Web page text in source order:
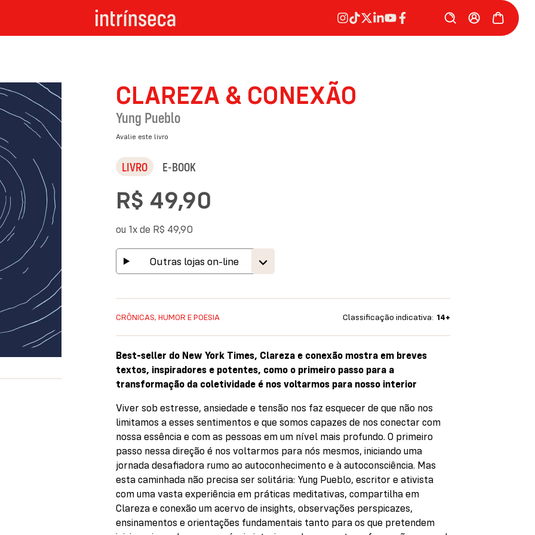
CLAREZA & CONEXÃO
Yung Pueblo
Avalie este livro
LIVRO E-BOOK
R$ 49,90
ou 1x de R$ 49,90
Outras lojas on-line
CRÔNICAS, HUMOR E POESIA Classificação indicativa: 14+
Best-seller do New York Times, Clareza e conexão mostra em breves
textos, inspiradores e potentes, como o primeiro passo para a
transformação da coletividade é nos voltarmos para nosso interior
Viver sob estresse, ansiedade e tensão nos faz esquecer de que não nos
limitamos a esses sentimentos e que somos capazes de nos conectar com
nossa essência e com as pessoas em um nível mais profundo. O primeiro
passo nessa direção é nos voltarmos para nós mesmos, iniciando uma
jornada desafiadora rumo ao autoconhecimento e à autoconsciência. Mas
esta caminhada não precisa ser solitária: Yung Pueblo, escritor e ativista
com uma vasta experiência em práticas meditativas, compartilha em
Clareza e conexão um acervo de insights, observações perspicazes,
ensinamentos e orientações fundamentais tanto para os que pretendem